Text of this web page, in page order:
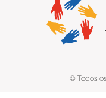
© Todos